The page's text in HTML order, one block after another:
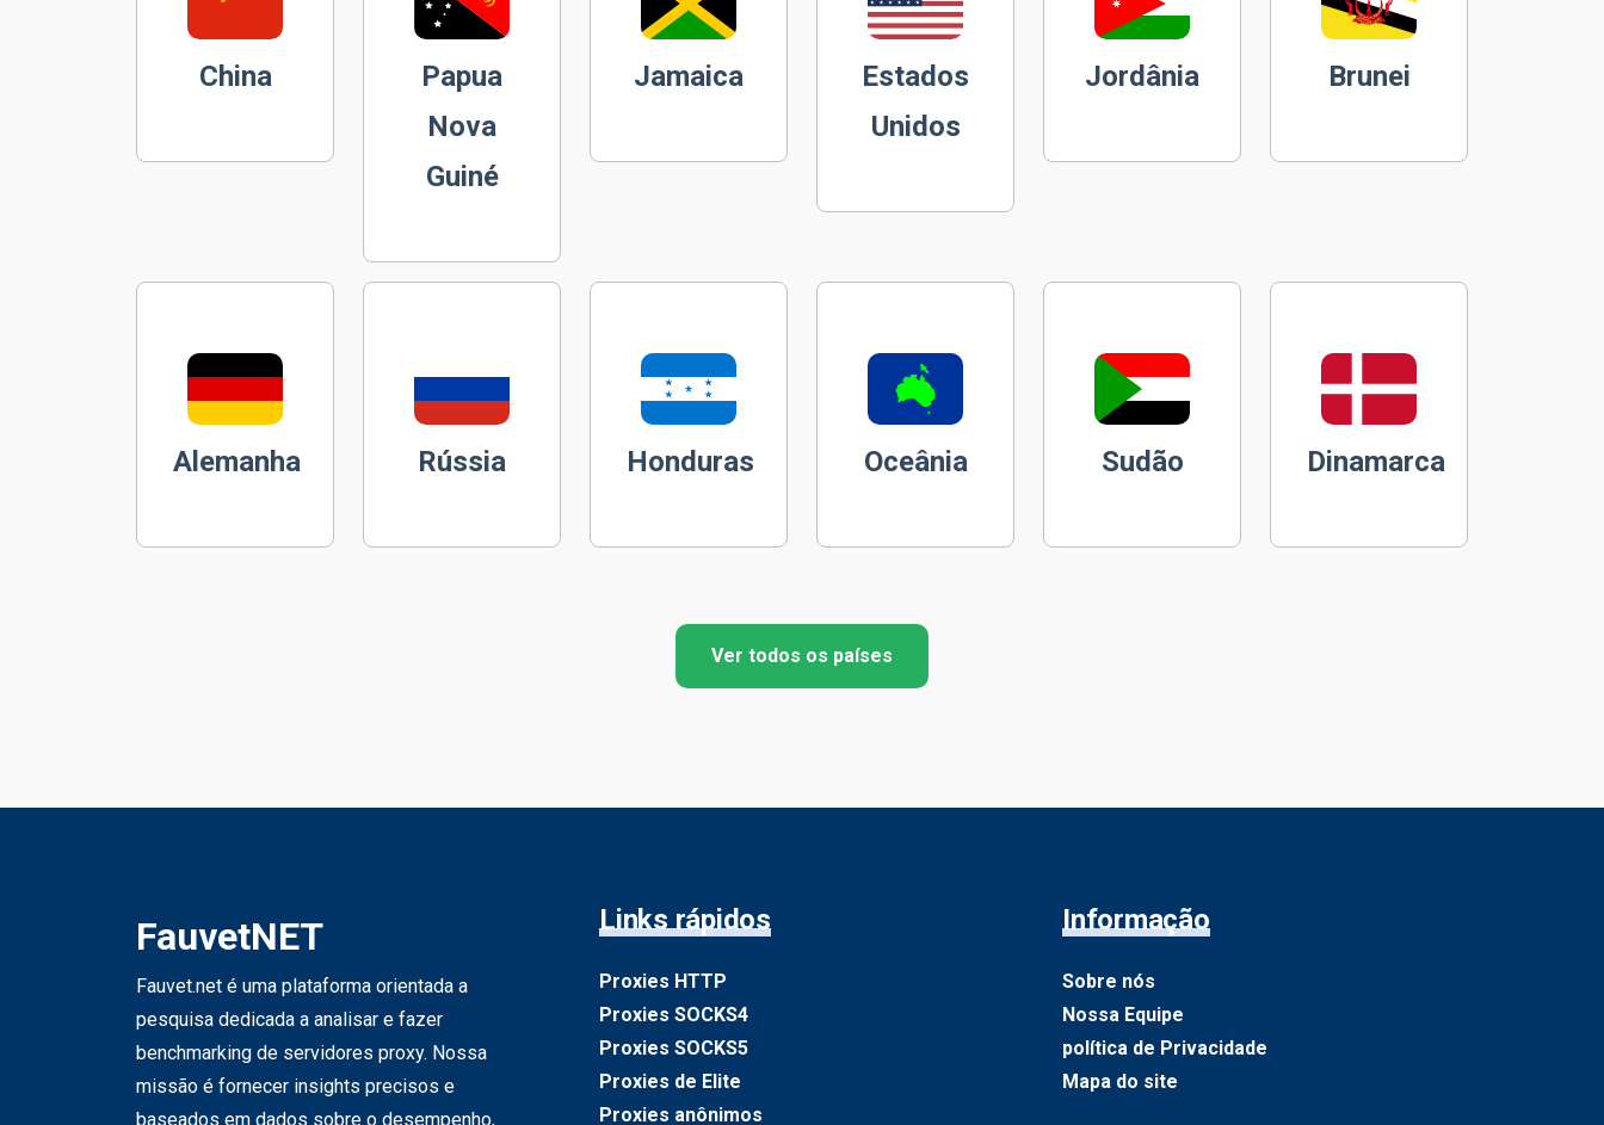
China
Papua
Nova
Guiné
Jamaica
Estados
Unidos
Jordânia Brunei
Alemanha Rússia Honduras Oceânia Sudão Dinamarca
Ver todos os países
FauvetNET
Fauvet.net é uma plataforma orientada a
pesquisa dedicada a analisar e fazer
benchmarking de servidores proxy. Nossa
missão é fornecer insights precisos e
baseados em dados sobre o desempenho,
Links rápidos
Proxies HTTP
Proxies SOCKS4
Proxies SOCKS5
Proxies de Elite
Proxies anônimos
Informação
Sobre nós
Nossa Equipe
política de Privacidade
Mapa do site